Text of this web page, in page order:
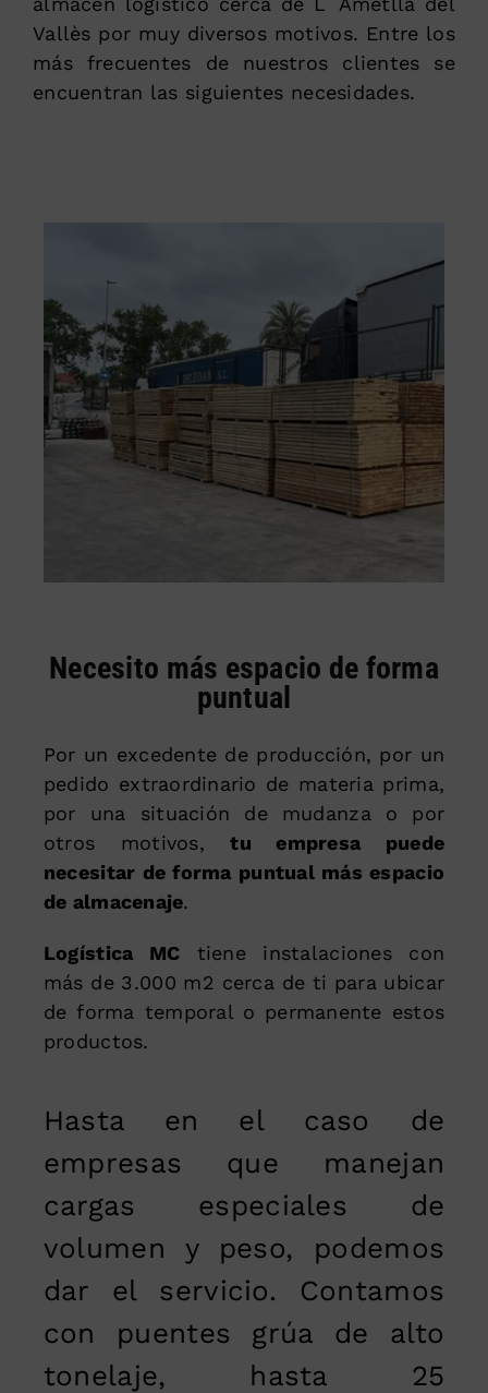
Vallès por muy diversos motivos. Entre los
más frecuentes de nuestros clientes se
encuentran las siguientes necesidades.
Necesito más espacio de forma
puntual
Por un excedente de producción, por un
pedido extraordinario de materia prima,
por una situación de mudanza o por
otros motivos,tu empresa puede
necesitar de forma puntual más espacio
de almacenaje.
Logística MC tiene instalaciones con
más de 3.000 m2 cerca de ti para ubicar
de forma temporal o permanente estos
productos.
Hasta en el caso de
empresas que manejan
cargas especiales de
volumen y peso, podemos
dar el servicio. Contamos
con puentes grúa de alto
tonelaje, hasta 25